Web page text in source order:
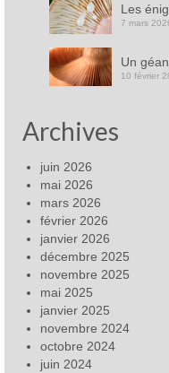
Les
7 mars
Un
10 février
Archives
juin 2026
mai 2026
mars 2026
février 2026
janvier 2026
décembre 2025
novembre 2025
mai 2025
janvier 2025
novembre 2024
octobre 2024
juin 2024